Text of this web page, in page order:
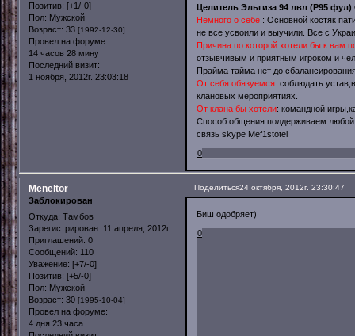
Позитив: [+1/-0]
Пол: Мужской
Возраст: 33 [1992-12-30]
Провел на форуме:
14 часов 28 минут
Последний визит:
1 ноября, 2012г. 23:03:18
Целитель Эльгиза 94 лвл (Р95 фул)
Немного о себе : Основной костяк
не все усвоили и выучили. Все с
Причина по которой хотели бы к вам
отзывчивым и приятным игроком и
Прайма тайма нет до
От себя обязуемся: соблюдать
клановых мероприятиях.
От клана бы хотели: командной
Способ общения поддерживаем любой
связь skype Mef1stotel
0
Поделиться24 октября, 2012г. 23:30:47
Meneltor
Заблокирован
Откуда: Тамбов
Зарегистрирован: 11 апреля, 2012г.
Приглашений: 0
Сообщений: 110
Уважение: [+7/-0]
Позитив: [+5/-0]
Пол: Мужской
Возраст: 30 [1995-10-04]
Провел на форуме:
4 дня 23 часа
Биш одобряет)
0